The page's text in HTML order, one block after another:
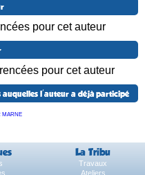
pour cet auteur
pour cet auteur
auquelles l'auteur a déjà participé
MARNE
La Tribu
Travaux
Ateliers